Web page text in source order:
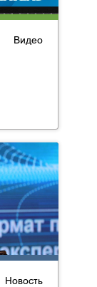
Видео
Новость